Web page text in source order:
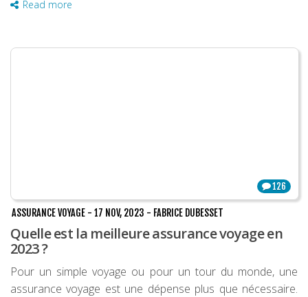
Read more
126
ASSURANCE VOYAGE - 17 NOV, 2023 - FABRICE DUBESSET
Quelle est la meilleure assurance voyage en
2023 ?
Pour un simple voyage ou pour un tour du monde, une
assurance voyage est une dépense plus que nécessaire.